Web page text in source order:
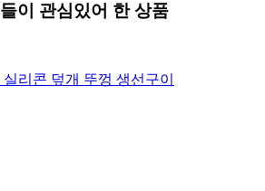
이 관심있어 한 상품
리콘 덮개 뚜껑 생선구이